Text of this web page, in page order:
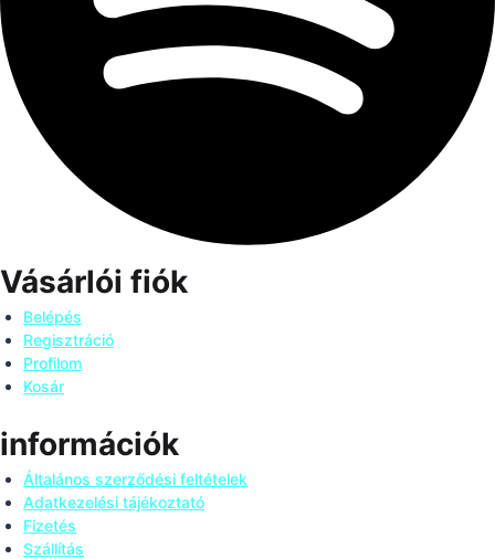
Vásárlói fiók
Belépés
Regisztráció
Profilom
Kosár
információk
Általános szerződési feltételek
Adatkezelési tájékoztató
Fizetés
Szállítás